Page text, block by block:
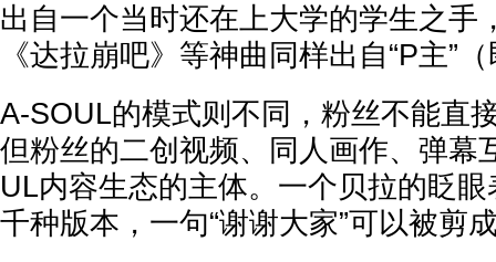
出自一个当时还在上大学的学生之手
《达拉崩吧》等神曲同样出自“P主”
A-SOUL的模式则不同，粉丝不能直
但粉丝的二创视频、同人画作、弹幕
UL内容生态的主体。一个贝拉的眨
千种版本，一句“谢谢大家”可以被剪